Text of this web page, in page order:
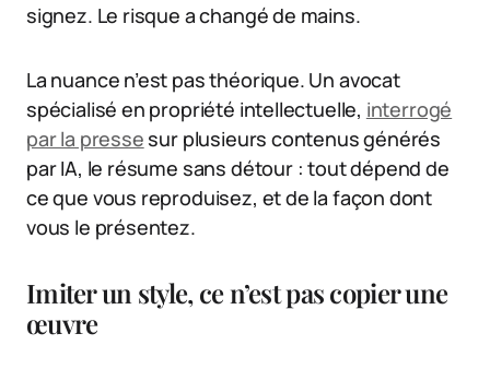
signez. Le risque a changé de mains.
La nuance n’est pas théorique. Un avocat
spécialisé en propriété intellectuelle, interrogé
par la pressesur plusieurs contenus générés
par IA, le résume sans détour : tout dépend de
ce que vous reproduisez, et de la façon dont
vous le présentez.
Imiter un style, ce n’est pas copier une
œuvre